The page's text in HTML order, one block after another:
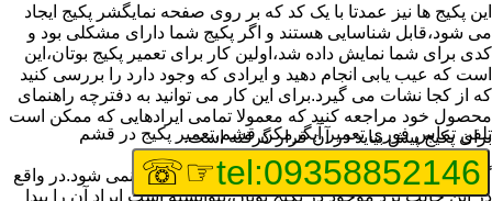
این پکیج ها نیز عمدتا با یک کد که بر روی صفحه نمایگشر پکیج ایجاد
می شود،قابل شناسایی هستند و اگر پکیج شما دارای مشکلی بود و
کدی برای شما نمایش داده شد،اولین کار برای تعمیر پکیج بوتان،این
است که عیب یابی انجام دهید و ایرادی که وجود دارد را بررسی کنید
که از کجا نشات می گیرد.برای این کار می توانید به دفترچه راهنمای
محصول خود مراجعه کنید که معمولا تمامی ایرادهایی که ممکن است
برای پکیج پیش بیاید در آن قرار گرفته است.
گاهی نیز هنگام خرابی پکیج،هیچ اروری نمایش داده نمی شود.در واقع
در این حالت برد موجود در پکیج بوتان،نتوانسته است ایراد آن را پیدا
تلفن تماس فوریتعمیر آبگرمکن قشم،تعمیر پکیج در قشم
tel:09358852146
☞☏